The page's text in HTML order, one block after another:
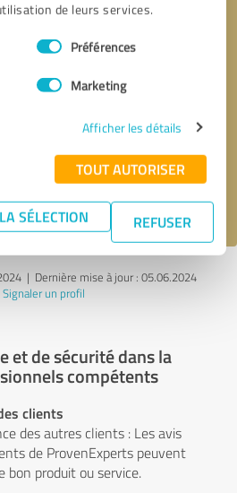
de leurs services.
Préférences
Marketing
Afficher les détails
TOUT AUTORISER
SÉLECTION REFUSER
un message
de.
| Dernière mise à jour : 05.06.2024
Signaler un profil
et de sécurité dans la
compétents
clients
des autres clients : Les avis
de ProvenExperts peuvent
bon produit ou service.